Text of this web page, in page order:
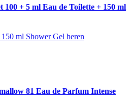
100 + 5 ml Eau de Toilette + 150 ml
ml Shower Gel heren
81 Eau de Parfum Intense